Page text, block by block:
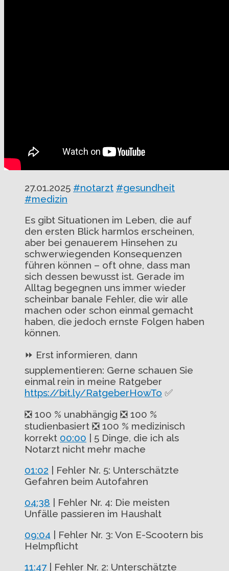
27.01.2025 #notarzt #gesundheit
#medizin
Es gibt Situationen im Leben, die auf
den ersten Blick harmlos erscheinen,
aber bei genauerem Hinsehen zu
schwerwiegenden Konsequenzen
führen können – oft ohne, dass man
sich dessen bewusst ist. Gerade im
Alltag begegnen uns immer wieder
scheinbar banale Fehler, die wir alle
machen oder schon einmal gemacht
haben, die jedoch ernste Folgen haben
können.
⏩ Erst informieren, dann
supplementieren: Gerne schauen Sie
einmal rein in meine Ratgeber
https://bit.ly/RatgeberHowTo ✅
❎ 100 % unabhängig ❎ 100 %
studienbasiert ❎ 100 % medizinisch
korrekt 00:00 | 5 Dinge, die ich als
Notarzt nicht mehr mache
01:02 | Fehler Nr. 5: Unterschätzte
Gefahren beim Autofahren
04:38
Fehler Nr. 4: Die meisten
Unfälle passieren im Haushalt
09:04 | Fehler Nr. 3: Von E-Scootern bis
Helmpflicht
11:47| Fehler Nr. 2: Unterschätzte